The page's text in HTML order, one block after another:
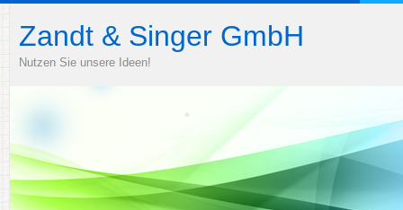
Zandt & Singer GmbH
Nutzen Sie unsere Ideen!